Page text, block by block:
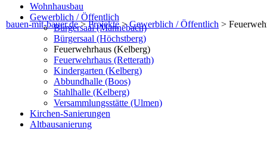
bauen-mit-bauer.de>Projekte>Gewerblich / Öffentlich >
Wohnhausbau
Gewerblich / Öffentlich
Bürgersaal (Mannebach)
Bürgersaal (Höchstberg)
Feuerwehrhaus (Kelberg)
Feuerwehrhaus (Retterath)
Kindergarten (Kelberg)
Abbundhalle (Boos)
Stahlhalle (Kelberg)
Versammlungsstätte (Ulmen)
Kirchen-Sanierungen
Altbausanierung